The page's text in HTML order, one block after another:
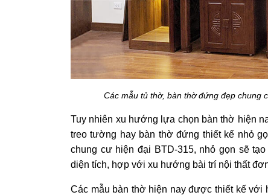
Các mẫu tủ thờ, bàn thờ đứng đẹp chung
Tuy nhiên xu hướng lựa chọn bàn thờ hiện
treo tường hay bàn thờ đứng thiết kế nhỏ
chung cư hiện đại BTD-315, nhỏ gọn sẽ
diện tích, hợp với xu hướng bài trí nội thất
Các mẫu bàn thờ hiện nay được thiết kế với